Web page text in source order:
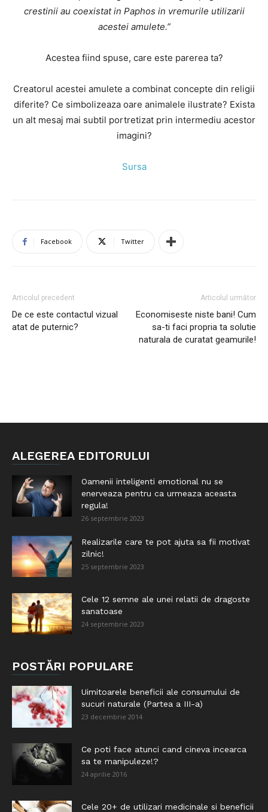
crestinii au coexistat in Paphos in vremurile utilizarii
acestei amulete.”
Acestea fiind spuse, care este parerea ta?
Creatorul acestei amulete a combinat concepte din religii
diferite? Ce simbolizeaza oare animalele ilustrate? Exista
un alt mesaj mai subtil portretizat prin intermediu acestor
imagini?
Sursa
Facebook Twitter
Articolul precedent
De ce este contactul vizual
atat de puternic?
Articolul următor
Economiseste niste bani! Cum
sa-ti faci propria ta solutie
naturala de curatat geamurile!
ALEGEREA EDITORULUI
Oamenii inteligenti emotional nu se
enerveaza pentru ca urmeaza aceasta
regula!
26 septembrie 2023
Realizarile care te pot ajuta sa fii motivat
zilnic!
25 septembrie 2023
Cele 12 semne ale unei relatii de dragoste
sanatoase
24 septembrie 2023
POSTĂRI POPULARE
Uimitoarele beneficii ale consumului de
sucuri naturale (Partea a III-a)
23 decembrie 2014
Ce poti face atunci cand cineva incearca
sa te manipuleze!?
24 aprilie 2016
Cele 20+ de utilizari medicinale si beneficii